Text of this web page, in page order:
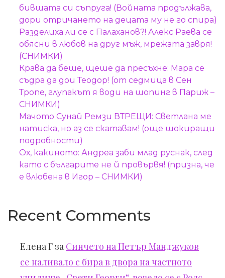
бившата си съпруга! (Войната продължава,
дори отричането на децата му не го спира)
Разделиха ли се с Палаханов?! Алекс Раева се
обясни в любов на друг мъж, мрежата завря!
(СНИМКИ)
Крава да беше, щеше да пресъхне: Мара се
съдра да дои Теодор! (от седмица в Сен
Тропе, глупакът я води на шопинг в Париж –
СНИМКИ)
Мачото Сунай Ремзи ВТРЕЩИ: Светлана ме
натиска, но аз се скатавам! (още шокиращи
подробности)
Ох, какиното: Андреа заби млад руснак, след
като с българите не й провървя! (призна, че
е влюбена в Игор – СНИМКИ)
Recent Comments
Елена Г за Синчето на Петър Манджуков
се наливало с бира в двора на частното